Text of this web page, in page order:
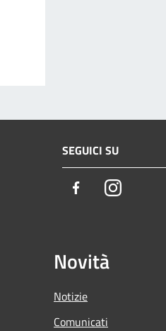
SEGUICI SU
FacebookInstagram
Novità
Notizie
Comunicati